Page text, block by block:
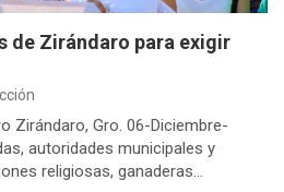
de Zirándaro para exigir
Zirándaro, Gro. 06-Diciembre-
autoridades municipales y
religiosas, ganaderas…